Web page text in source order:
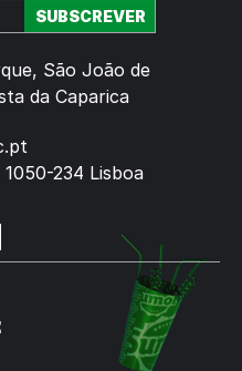
São João de
da Caparica
234 Lisboa